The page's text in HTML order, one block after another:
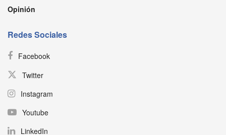
Opinión
Redes Sociales
Facebook
Twitter
Instagram
Youtube
LinkedIn